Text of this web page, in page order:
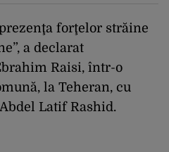
forţelor străine
a declarat
Raisi, într-o
la Teheran, cu
Latif Rashid.